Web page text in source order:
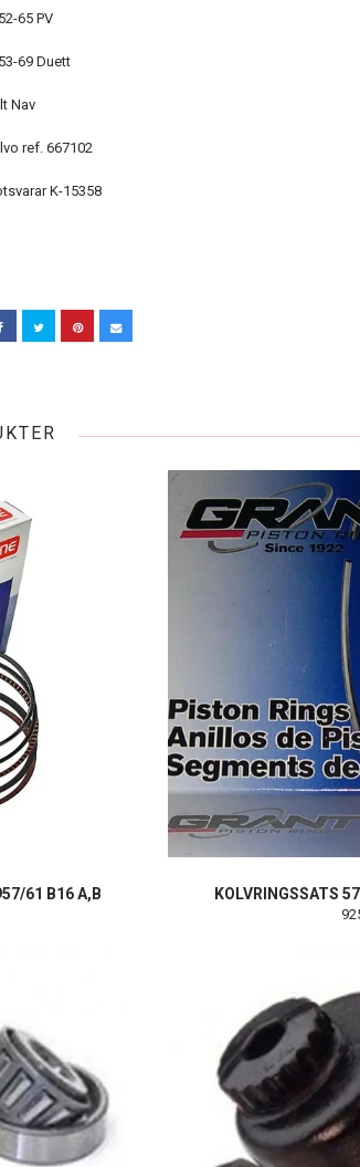
65 PV
69 Duett
Nav
ref. 667102
K-15358
61 B16 A,B KOLVRINGSSATS